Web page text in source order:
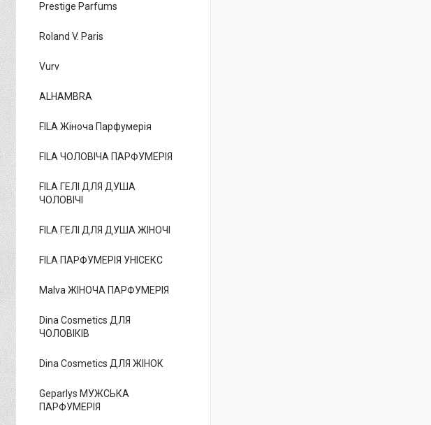
Prestige Parfums
Roland V. Paris
Vurv
ALHAMBRA
FILA Жіноча Парфумерія
FILA ЧОЛОВІЧА ПАРФУМЕРІЯ
FILA ГЕЛІ ДЛЯ ДУША
ЧОЛОВІЧІ
FILA ГЕЛІ ДЛЯ ДУША ЖІНОЧІ
FILA ПАРФУМЕРІЯ УНІСЕКС
Malva ЖІНОЧА ПАРФУМЕРІЯ
Dina Cosmetics ДЛЯ
ЧОЛОВІКІВ
Dina Cosmetics ДЛЯ ЖІНОК
Geparlys МУЖСЬКА
ПАРФУМЕРІЯ